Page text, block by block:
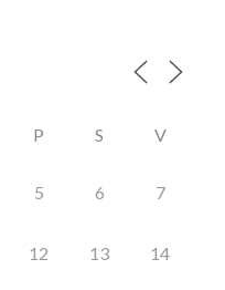
P S V
5 6 7
12 13 14